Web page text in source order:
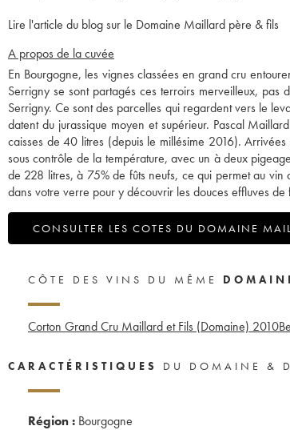
Lire l'article du blog sur le Domaine Maillard père & fils
A propos de la cuvée
En Bourgogne, les vignes classées en grand cru
Serrigny se sont partagés ces terroirs merveilleux, pas
Serrigny. Ce sont des parcelles qui regardent vers le
datent du jurassique moyen et supérieur. Pascal
caisses de 40 litres (depuis le millésime 2016).
sous contrôle de la température, avec un à deux
de 228 litres, à 75% de fûts neufs, ce qui permet au
dans votre verre pour y découvrir les douces effluves
CONSULTER LES COTES DU DOMAINE
CÔTE DES VINS DU MÊME
Corton Grand Cru Maillard et Fils (Domaine) 2010
CARACTÉRISTIQUES DU DOMAINE &
Région : Bourgogne